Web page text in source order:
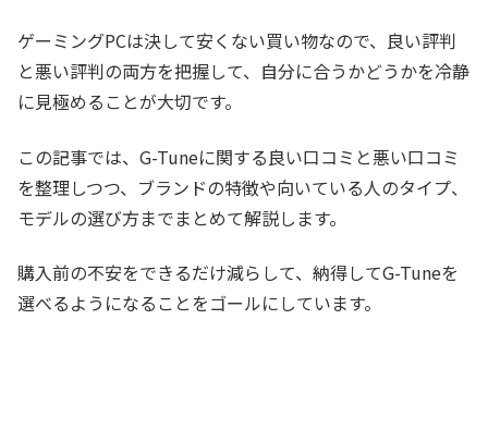
ゲーミングPCは決して安くない買い物なので、良い評判
と悪い評判の両方を把握して、自分に合うかどうかを冷静
に見極めることが大切です。
この記事では、G-Tuneに関する良い口コミと悪い口コミ
を整理しつつ、ブランドの特徴や向いている人のタイプ、
モデルの選び方までまとめて解説します。
購入前の不安をできるだけ減らして、納得してG-Tuneを
選べるようになることをゴールにしています。